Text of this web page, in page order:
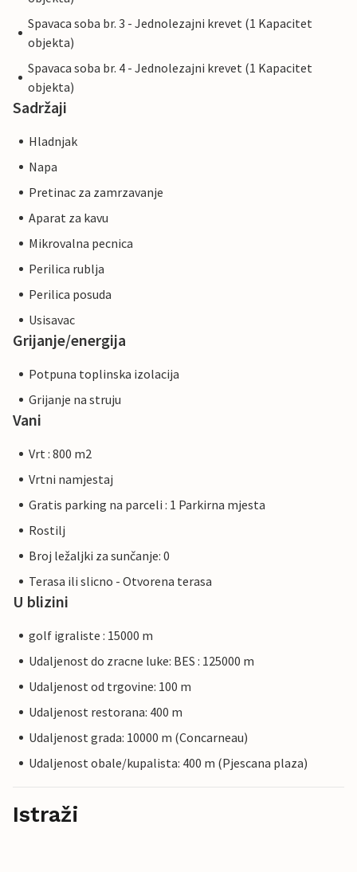
Spavaca soba br. 3 - Jednolezajni krevet (1 Kapacitet
objekta)
Spavaca soba br. 4 - Jednolezajni krevet (1 Kapacitet
objekta)
Sadržaji
Hladnjak
Napa
Pretinac za zamrzavanje
Aparat za kavu
Mikrovalna pecnica
Perilica rublja
Perilica posuda
Usisavac
Grijanje/energija
Potpuna toplinska izolacija
Grijanje na struju
Vani
Vrt : 800 m2
Vrtni namjestaj
Gratis parking na parceli : 1 Parkirna mjesta
Rostilj
Broj ležaljki za sunčanje: 0
Terasa ili slicno - Otvorena terasa
U blizini
golf igraliste : 15000 m
Udaljenost do zracne luke: BES : 125000 m
Udaljenost od trgovine: 100 m
Udaljenost restorana: 400 m
Udaljenost grada: 10000 m (Concarneau)
Udaljenost obale/kupalista: 400 m (Pjescana plaza)
Istraži